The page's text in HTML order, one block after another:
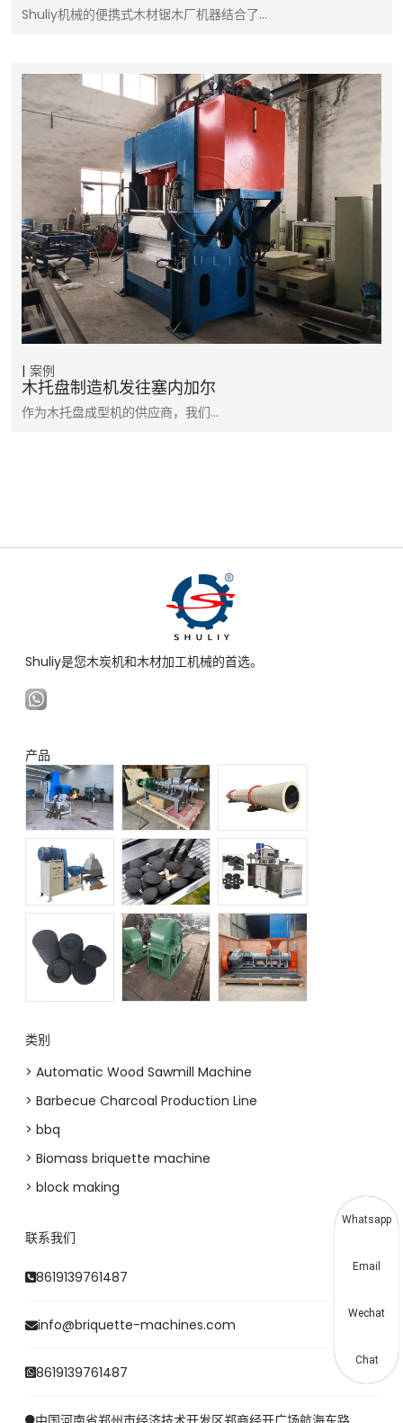
Shuliy机械的便携式木材锯木厂机器结合了…
案例
木托盘制造机发往塞内加尔
作为木托盘成型机的供应商，我们…
Shuliy是您木炭机和木材加工机械的首选。
产品
类别
> Automatic Wood Sawmill Machine
> Barbecue Charcoal Production Line
> bbq
> Biomass briquette machine
> block making
联系我们
8619139761487
info@briquette-machines.com
8619139761487
Whatsapp
Email
Wechat
Chat